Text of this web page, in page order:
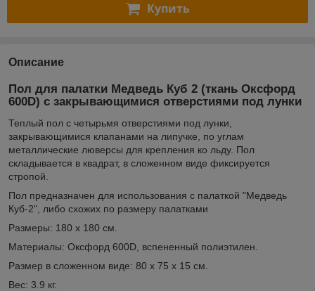
Купить
Описание
Пол для палатки Медведь Куб 2 (ткань Оксфорд
600D) с закрывающимися отверстиями под лунки
Теплый пол с четырьмя отверстиями под лунки,
закрывающимися клапанами на липучке, по углам
металлические люверсы для крепления ко льду. Пол
складывается в квадрат, в сложенном виде фиксируется
стропой.
Пол предназначен для использования с палаткой "Медведь
Куб-2", либо схожих по размеру палатками
Размеры: 180 х 180 см.
Материалы: Оксфорд 600D, вспененный полиэтилен.
Размер в сложенном виде: 80 х 75 х 15 см.
Вес: 3.9 кг.